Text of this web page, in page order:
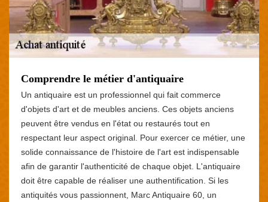
Comprendre le métier d'antiquaire
Un antiquaire est un professionnel qui fait commerce
d'objets d'art et de meubles anciens. Ces objets anciens
peuvent être vendus en l'état ou restaurés tout en
respectant leur aspect original. Pour exercer ce métier, une
solide connaissance de l'histoire de l'art est indispensable
afin de garantir l'authenticité de chaque objet. L'antiquaire
doit être capable de réaliser une authentification. Si les
antiquités vous passionnent, Marc Antiquaire 60, un